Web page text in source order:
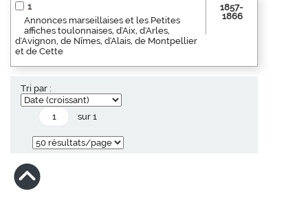
1
Annonces marseillaises et les Petites
affiches toulonnaises, d'Aix, d'Arles,
d'Avignon, de Nîmes, d'Alais, de Montpellier
et de Cette
1857-
1866
Tri par :
sur 1